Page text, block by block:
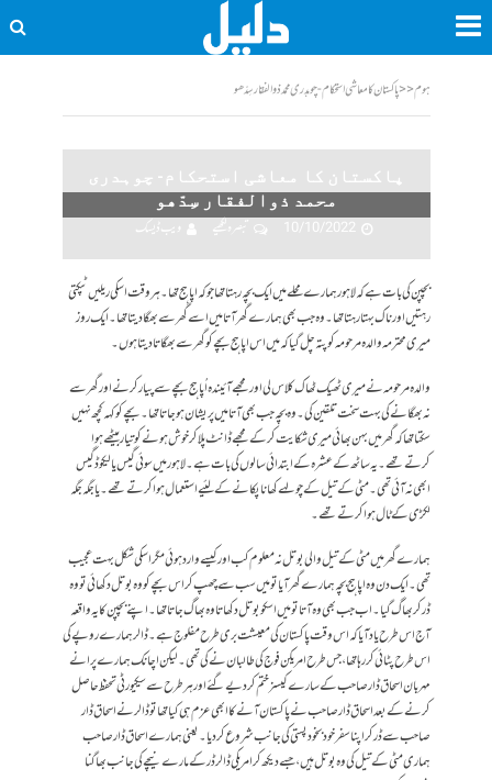
ہوم<<پاکستان کا معاشی استحکام- چوہدری محمد ذوالفقار سِدّھو
پاکستان کا معاشی استحکام- چوہدری
محمد ذوالفقار سِدّھو
10/10/2022
تبصرہ لکھیے ویب ڈیسک
بچپن کی بات ہے کہ لاہور ہمارے محلے میں ایک بچہ رہتا تھا جوکہ اپاہج تھا۔ ہر وقت اسکی ریلیں ٹپکتی
رہتیں اور ناک بہتا رہتا تھا۔ وہ جب بھی ہمارے گھر آتا میں اسے گھر سے بھگا دیتا تھا۔ ایک روز
میری محترمہ والدہ مرحومہ کو پتہ چل گیا کہ میں اس اپاہج بچے کو گھر سے بھگاتا دیتا ہوں۔
والدہ مرحومہ نے میری ٹھیک ٹھاک کلاس لی اور مجھے آئیندہ اُپاہج بچے سے پیار کرنے اور گھر سے
نہ بھگانے کی بہت سخت تلقین کی۔ وہ بچہ جب بھی آتا میں پریشان ہو جاتا تھا۔ بچے کو کہہ کچھ نہیں
سکتا تھا کہ گھر میں بہن بھائی میری شکایت کر کے مجھے ڈانٹ پلا کر خوش ہونے کو تیار بیٹھے ہوا
کرتےتھے۔ یہ ساٹھ کے عشرہ کے ابتدائی سالوں کی بات ہے۔ لاہور میں سوئی گیس یا لیکوڈ گیس
ابھی نہ آئی تھی۔ مٹی کے تیل کے چولہے کھانا پکانے کے لئیے استعمال ہوا کرتے تھے۔ یا جگہ جگہ
لکڑی کے ٹال ہوا کرتے تھے۔
ہمارے گھر میں مٹی کے تیل والی بوتل نہ معلوم کب اور کیسے وارد ہوئی مگر اسکی شکل بہت عجیب
تھی۔ ایک دن وہ اپاہج بچہ ہمارے گھر آیا تو میں سب سے چھپ کر اس بچے کو وہ بوتل دکھائی تو وہ
ڈر کر بھاگ گیا۔ اب جب بھی وہ آتا تو میں اسکو بوتل دکھاتا وہ بھاگ جاتا تھا۔ اپنے بچپن کا یہ واقعہ
آج اس طرح یاد آیا کہ اس وقت پاکستان کی معیشت بری طرح مفلوج ہے۔ ڈالر ہمارے روپے کی
اس طرح پٹائی کر رہا تھا ، جس طرح امریکن فوج کی طالبان نے کی تھی۔ لیکن اچانک ہمارے پرانے
مہربان اسحاق ڈار صاحب کے سارے کیسز ختم کر دیے گئے اور ہر طرح سے سیکیورٹی تحفظ حاصل
کرنے کے بعد اسحاق ڈار صاحب نے پاکستان آنے کا ابھی عزم ہی کیا تھا تو ڈالر نے اسحاق ڈار
صاحب سے ڈر کر اپنا سفر خود بخود پستی کی جانب شروع کر دیا۔ یعنی ہمارے اسحاق ڈار صاحب
ہماری مٹی کے تیل کی وہ بوتل ہیں ، جسے دیکھ کر امریکی ڈالر ڈر کے مارے نیچے کی جانب بھاگنا